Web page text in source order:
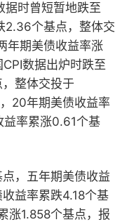
时曾短暂地跌至
2.36个基点，整体交
年期美债收益率涨
数据出炉时跌至
整体交投于
20年期美债收益率
率累涨0.61个基
，五年期美债收益
益率累跌4.18个基
涨1.858个基点，报